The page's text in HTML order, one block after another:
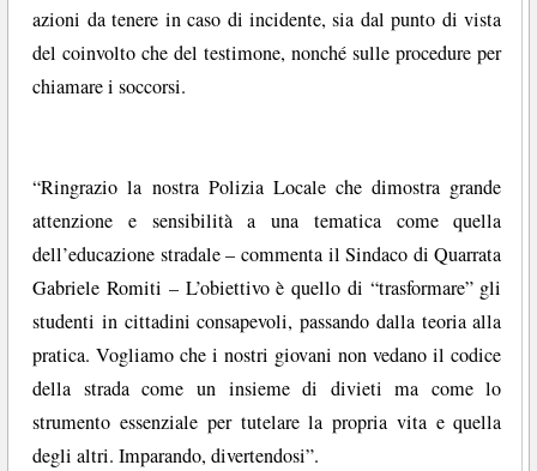
azioni da tenere in caso di incidente, sia dal punto di vista
del coinvolto che del testimone, nonché sulle procedure per
chiamare i soccorsi.
“Ringrazio la nostra Polizia Locale che dimostra grande
attenzione e sensibilità a una tematica come quella
dell’educazione stradale – commenta il Sindaco di Quarrata
Gabriele Romiti – L’obiettivo è quello di “trasformare” gli
studenti in cittadini consapevoli, passando dalla teoria alla
pratica. Vogliamo che i nostri giovani non vedano il codice
della strada come un insieme di divieti ma come lo
strumento essenziale per tutelare la propria vita e quella
degli altri. Imparando, divertendosi”.